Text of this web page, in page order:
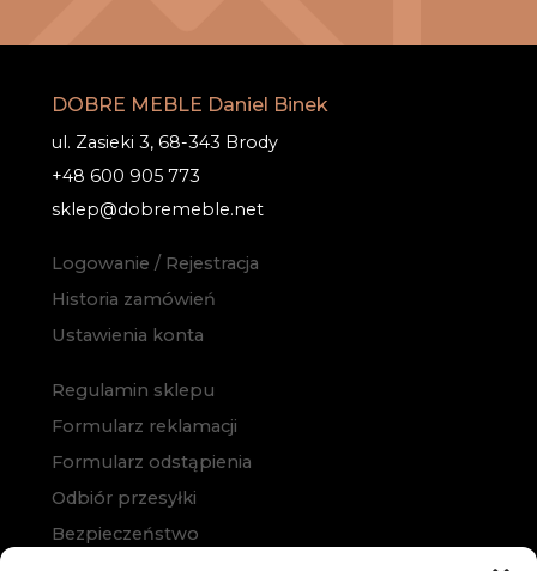
DOBRE MEBLE Daniel Binek
ul. Zasieki 3, 68-343 Brody
+48 600 905 773
sklep@dobremeble.net
Logowanie / Rejestracja
Historia zamówień
Ustawienia konta
Regulamin sklepu
Formularz reklamacji
Formularz odstąpienia
Odbiór przesyłki
Bezpieczeństwo